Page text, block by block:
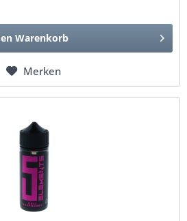
Warenkorb
Merken